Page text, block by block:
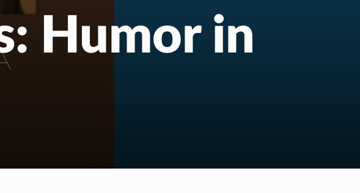
Humor in